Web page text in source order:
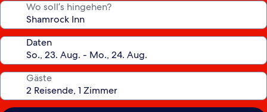
Wo soll’s hingehen?
Daten
Gäste